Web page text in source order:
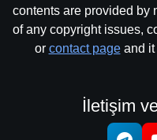
contents are provided by
of any copyright issues,
or contact pageand it
İletişim